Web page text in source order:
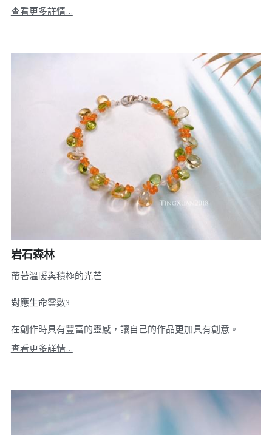
查看更多詳情...
岩石森林
帶著溫暖與積極的光芒
對應生命靈數3
在創作時具有豐富的靈感，讓自己的作品更加具有創意。
查看更多詳情...